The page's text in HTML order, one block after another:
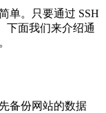
单。只要通过 SSH
下面我们来介绍通
备份网站的数据